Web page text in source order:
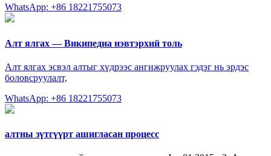
WhatsApp: +86 18221755073
Алт ялгах — Википедиа нэвтэрхий толь
Алт ялгах эсвэл алтыг хүдрээс ангижруулах гэдэг нь эрдэс
боловсруулалт,
WhatsApp: +86 18221755073
алтны зүтгүүрт ашигласан процесс